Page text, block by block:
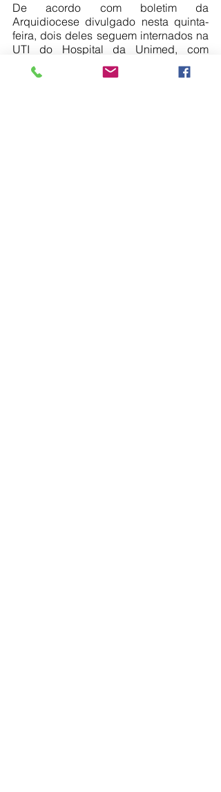
De acordo com boletim da
Arquidiocese divulgado nesta quinta-
feira, dois deles seguem internados na
UTI do Hospital da Unimed, com
quadro estável, e, o terceiro, se
recupera em casa. Nesta sexta-feira